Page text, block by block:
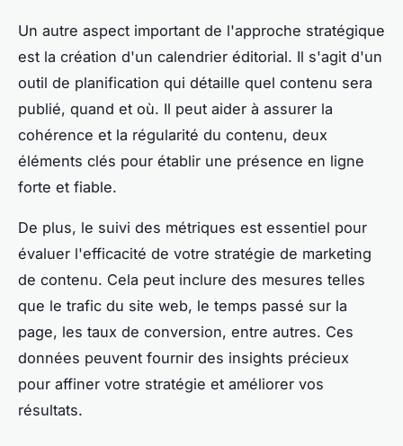
Un autre aspect important de l'approche stratégique
est la création d'un calendrier éditorial. Il s'agit d'un
outil de planification qui détaille quel contenu sera
publié, quand et où. Il peut aider à assurer la
cohérence et la régularité du contenu, deux
éléments clés pour établir une présence en ligne
forte et fiable.
De plus, le suivi des métriques est essentiel pour
évaluer l'efficacité de votre stratégie de marketing
de contenu. Cela peut inclure des mesures telles
que le trafic du site web, le temps passé sur la
page, les taux de conversion, entre autres. Ces
données peuvent fournir des insights précieux
pour affiner votre stratégie et améliorer vos
résultats.